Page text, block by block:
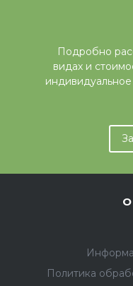
Подробно
видах и
О
Политика